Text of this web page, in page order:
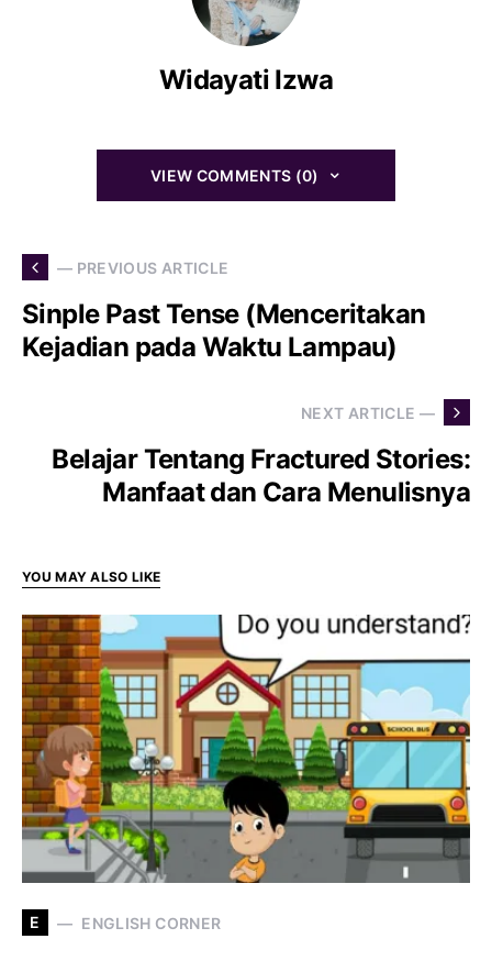
Widayati Izwa
VIEW COMMENTS (0)
— PREVIOUS ARTICLE
Sinple Past Tense (Menceritakan
Kejadian pada Waktu Lampau)
NEXT ARTICLE —
Belajar Tentang Fractured Stories:
Manfaat dan Cara Menulisnya
YOU MAY ALSO LIKE
E ENGLISH CORNER